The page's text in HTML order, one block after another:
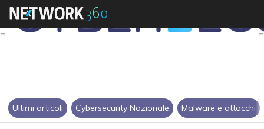
Ultimi articoli Cybersecurity Nazionale Malware e attacchi